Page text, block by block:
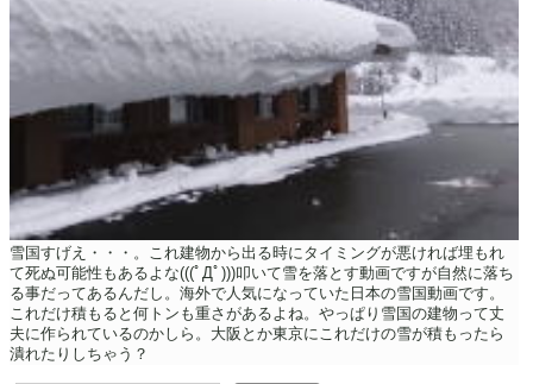
雪国すげえ・・・。これ建物から出る時にタイミングが悪ければ埋もれ
て死ぬ可能性もあるよな(((ﾟДﾟ)))叩いて雪を落とす動画ですが自然に落ち
る事だってあるんだし。海外で人気になっていた日本の雪国動画です。
これだけ積もると何トンも重さがあるよね。やっぱり雪国の建物って丈
夫に作られているのかしら。大阪とか東京にこれだけの雪が積もったら
潰れたりしちゃう？